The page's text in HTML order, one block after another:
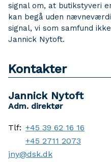
signal om, at butikstyveri
kan begå uden
signal, vi som samfund
Jannick Nytoft.
Kontakter
Jannick Nytoft
Adm. direktør
Tlf: +45 39 62 16 16
+45 2711 2073
jny@dsk.dk